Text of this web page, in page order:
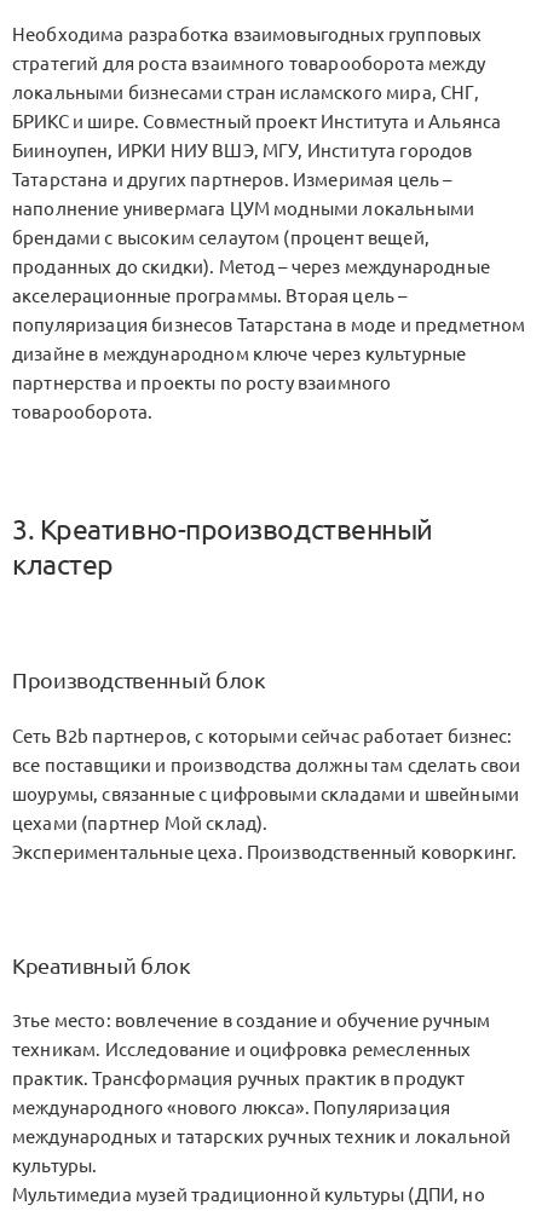
Необходима разработка взаимовыгодных групповых
стратегий для роста взаимного товарооборота между
локальными бизнесами стран исламского мира, СНГ,
БРИКС и шире. Совместный проект Института и Альянса
Бииноупен, ИРКИ НИУ ВШЭ, МГУ, Института городов
Татарстана и других партнеров. Измеримая цель –
наполнение универмага ЦУМ модными локальными
брендами с высоким селаутом (процент вещей,
проданных до скидки). Метод – через международные
акселерационные программы. Вторая цель –
популяризация бизнесов Татарстана в моде и предметном
дизайне в международном ключе через культурные
партнерства и проекты по росту взаимного
товарооборота.
3. Креативно-производственный
кластер
Производственный блок
Сеть B2b партнеров, с которыми сейчас работает бизнес:
все поставщики и производства должны там сделать свои
шоурумы, связанные с цифровыми складами и швейными
цехами (партнер Мой склад).
Экспериментальные цеха. Производственный коворкинг.
Креативный блок
3тье место: вовлечение в создание и обучение ручным
техникам. Исследование и оцифровка ремесленных
практик. Трансформация ручных практик в продукт
международного «нового люкса». Популяризация
международных и татарских ручных техник и локальной
культуры.
Мультимедиа музей традиционной культуры (ДПИ, но